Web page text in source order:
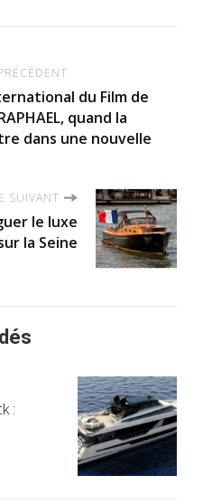
du Film de
quand la
dans une nouvelle
SUIVANT
le luxe
la Seine
: